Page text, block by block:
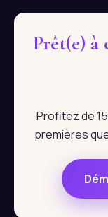
Prêt(e) à
Profitez de
premières